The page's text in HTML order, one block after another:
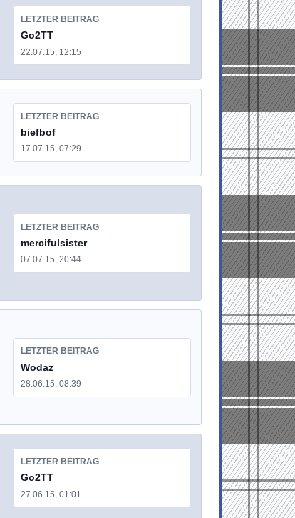
LETZTER BEITRAG
Go2TT
22.07.15, 12:15
LETZTER BEITRAG
biefbof
17.07.15, 07:29
LETZTER BEITRAG
mercifulsister
07.07.15, 20:44
LETZTER BEITRAG
Wodaz
28.06.15, 08:39
LETZTER BEITRAG
Go2TT
27.06.15, 01:01